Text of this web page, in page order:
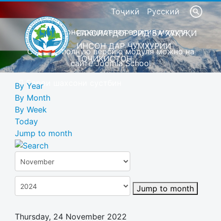
Тоҷикӣ Русский
Это демонстрационная версия модуля
Скачать полную версию модуля можно на
сайте Joomla School
Барои шахсони сустбин
ВАКОЛАТДОР ОИД БА ҲУҚУҚИ
ИНСОН ДАР ҶУМҲУРИИ
ТОҶИКИСТОН
By Year
By Month
By Week
Today
Jump to month
Jump to month
Thursday, 24 November 2022